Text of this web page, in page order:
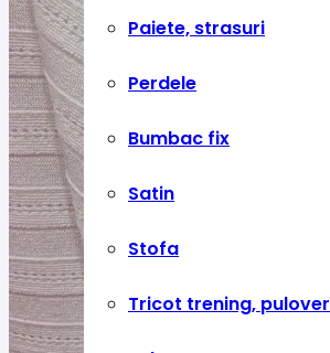
Paiete, strasuri
Perdele
Bumbac fix
Satin
Stofa
Tricot trening, pulover